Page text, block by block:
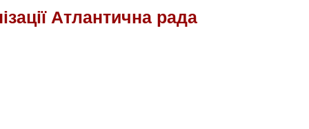
Атлантична рада